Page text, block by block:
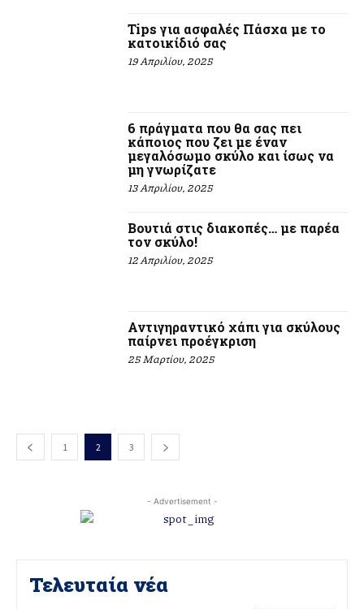
Tips για ασφαλές Πάσχα με το
κατοικίδιό σας
19 Απριλίου, 2025
6 πράγματα που θα σας πει
κάποιος που ζει με έναν
μεγαλόσωμο σκύλο και ίσως να
μη γνωρίζατε
13 Απριλίου, 2025
Βουτιά στις διακοπές… με παρέα
τον σκύλο!
12 Απριλίου, 2025
Αντιγηραντικό χάπι για σκύλους
παίρνει προέγκριση
25 Μαρτίου, 2025
1 2 3
- Advertisement -
Τελευταία νέα